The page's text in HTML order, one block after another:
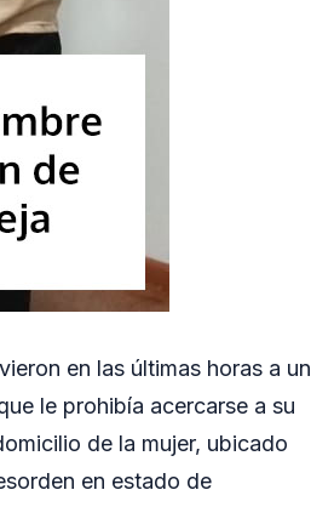
en las últimas horas a un
le prohibía acercarse a su
de la mujer, ubicado
en estado de